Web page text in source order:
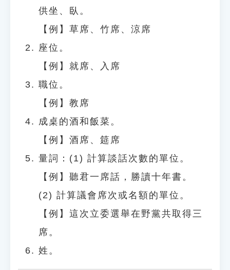
供坐、臥。
【例】草席、竹席、涼席
座位。
【例】就席、入席
職位。
【例】教席
成桌的酒和飯菜。
【例】酒席、筵席
量詞：(1) 計算談話次數的單位。
【例】聽君一席話，勝讀十年書。
(2) 計算議會席次或名額的單位。
【例】這次立委選舉在野黨共取得三
席。
姓。